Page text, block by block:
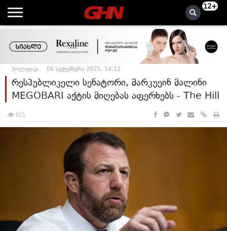
12+
პოლიტიკა 06 სექტემბერი 2025, 14:11
რესპუბლიკელი სენატორი, მარკუეინ მალინი
MEGOBARI აქტის მიღებას აფერხებს - The Hill
815